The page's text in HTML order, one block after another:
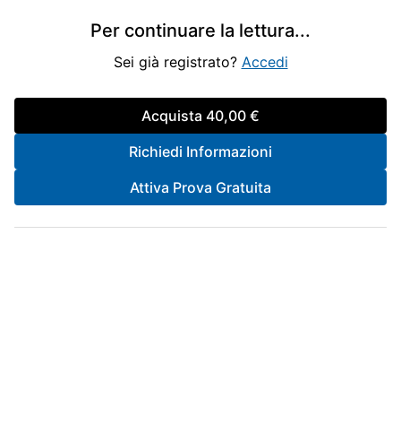
Per continuare la lettura...
Sei già registrato? Accedi
Acquista 40,00 €
Richiedi Informazioni
Attiva Prova Gratuita